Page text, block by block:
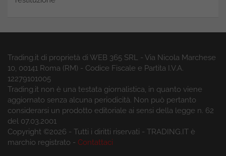
Trading.it di proprietà di WEB 365 SRL - Via Nicola Marchese
10, 00141 Roma (RM) - Codice Fiscale e Partita I.V.A.
12279101005
Trading.it non è una testata giornalistica, in quanto viene
aggiornato senza alcuna periodicità. Non può pertanto
considerarsi un prodotto editoriale ai sensi della legge n. 62
del 07.03.2001
Copyright ©2026 - Tutti i diritti riservati - TRADING.IT è
marchio registrato - Contattaci